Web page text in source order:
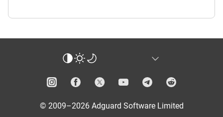
© 2009–2026 Adguard Software Limited